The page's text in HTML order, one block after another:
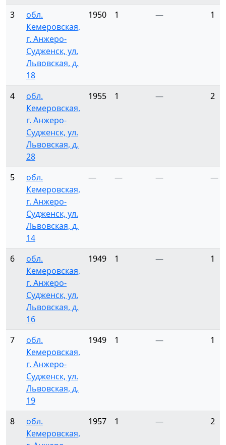
3
обл.
Кемеровская,
г. Анжеро-
Судженск, ул.
Львовская, д.
18
1950 1 — 1
4
обл.
Кемеровская,
г. Анжеро-
Судженск, ул.
Львовская, д.
28
1955 1 — 2
5
обл.
Кемеровская,
г. Анжеро-
Судженск, ул.
Львовская, д.
14
— — — —
6
обл.
Кемеровская,
г. Анжеро-
Судженск, ул.
Львовская, д.
16
1949 1 — 1
7
обл.
Кемеровская,
г. Анжеро-
Судженск, ул.
Львовская, д.
19
1949 1 — 1
8
обл.
Кемеровская,
1957 1 — 2